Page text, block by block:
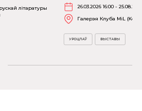
літаратуры
26.03.2026 16:00 -
Галерэя Клуба MiL
УРОЦЛАЎ ВЫСТАВЫ